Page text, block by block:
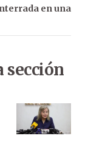
en una
sección